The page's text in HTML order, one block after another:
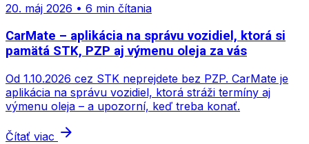
20. máj 2026 • 6 min čítania
CarMate – aplikácia na správu vozidiel, ktorá si
pamätá STK, PZP aj výmenu oleja za vás
Od 1.10.2026 cez STK neprejdete bez PZP. CarMate je
aplikácia na správu vozidiel, ktorá stráži termíny aj
výmenu oleja – a upozorní, keď treba konať.
Čítať viac arrow_forward